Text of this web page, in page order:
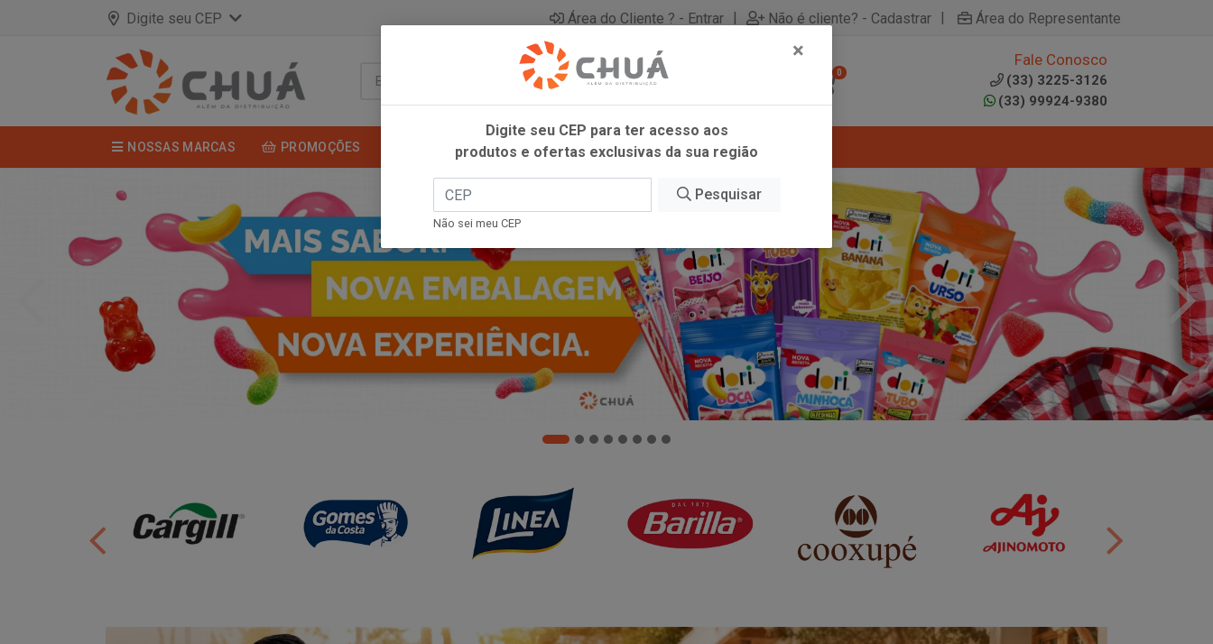
Digite seu CEP Área do Cliente ? - Entrar | Não é cliente? - Cadastrar | Área do Representante
0
Fale Conosco
(33) 3225-3126
(33) 99924-9380
NOSSAS MARCAS PROMOÇÕES
×
Digite seu CEP para ter acesso aos
produtos e ofertas exclusivas da sua região
Pesquisar
Não sei meu CEP